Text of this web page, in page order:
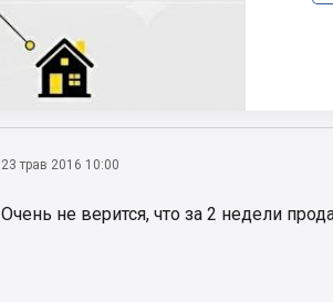
23 трав 2016 10:00
Очень не верится, что за 2 недели